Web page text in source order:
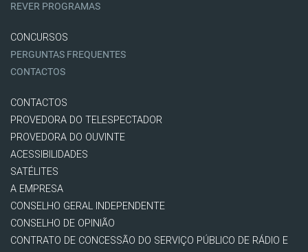
REVER PROGRAMAS
CONCURSOS
PERGUNTAS FREQUENTES
CONTACTOS
CONTACTOS
PROVEDORA DO TELESPECTADOR
PROVEDORA DO OUVINTE
ACESSIBILIDADES
SATÉLITES
A EMPRESA
CONSELHO GERAL INDEPENDENTE
CONSELHO DE OPINIÃO
CONTRATO DE CONCESSÃO DO SERVIÇO PÚBLICO DE RÁDIO E